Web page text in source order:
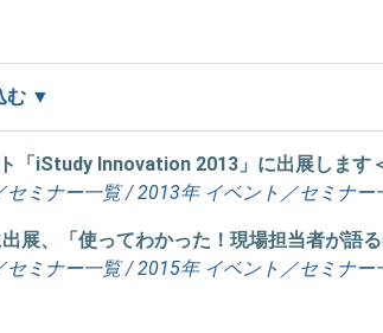
む
「iStudy Innovation 2013」に出展します
セミナー一覧 /2013年 イベント／セミナー
展、「使ってわかった！現場担当者が語
セミナー一覧 /2015年 イベント／セミナー